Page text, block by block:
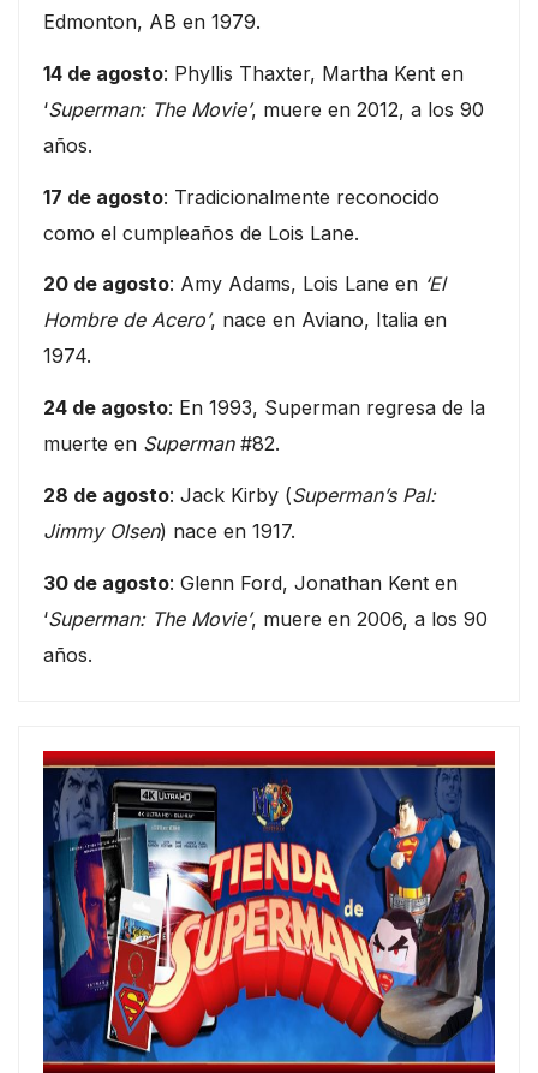
Edmonton, AB en 1979.
14 de agosto: Phyllis Thaxter, Martha Kent en
‘Superman: The Movie’, muere en 2012, a los 90
años.
17 de agosto: Tradicionalmente reconocido
como el cumpleaños de Lois Lane.
20 de agosto: Amy Adams, Lois Lane en ‘El
Hombre de Acero’, nace en Aviano, Italia en
1974.
24 de agosto: En 1993, Superman regresa de la
muerte en Superman#82.
28 de agosto: Jack Kirby (Superman’s Pal:
Jimmy Olsen) nace en 1917.
30 de agosto: Glenn Ford, Jonathan Kent en
‘Superman: The Movie’, muere en 2006, a los 90
años.